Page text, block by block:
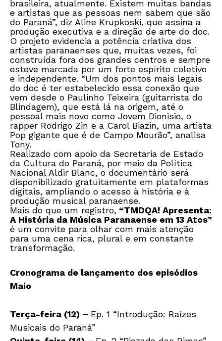
brasileira, atualmente. Existem muitas bandas
e artistas que as pessoas nem sabem que são
do Paraná”, diz Aline Krupkoski, que assina a
produção executiva e a direção de arte do doc.
O projeto evidencia a potência criativa dos
artistas paranaenses que, muitas vezes, foi
construída fora dos grandes centros e sempre
esteve marcada por um forte espírito coletivo
e independente. “Um dos pontos mais legais
do doc é ter estabelecido essa conexão que
vem desde o Paulinho Teixeira (guitarrista do
Blindagem), que está lá na origem, até o
pessoal mais novo como Jovem Dionisio, o
rapper Rodrigo Zin e a Carol Biazin, uma artista
Pop gigante que é de Campo Mourão”, analisa
Tony.
Realizado com apoio da Secretaria de Estado
da Cultura do Paraná, por meio da Política
Nacional Aldir Blanc, o documentário será
disponibilizado gratuitamente em plataformas
digitais, ampliando o acesso à história e à
produção musical paranaense.
Mais do que um registro, “TMDQA! Apresenta:
A História da Música Paranaense em 13 Atos”
é um convite para olhar com mais atenção
para uma cena rica, plural e em constante
transformação.
Cronograma de lançamento dos episódios
Maio
Terça-feira (12) – Ep. 1 “Introdução: Raízes
Musicais do Paraná”